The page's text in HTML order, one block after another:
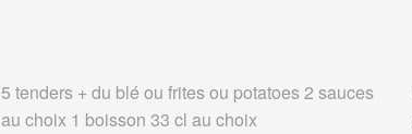
5 tenders + du blé ou frites ou potatoes 2 sauces
au choix 1 boisson 33 cl au choix